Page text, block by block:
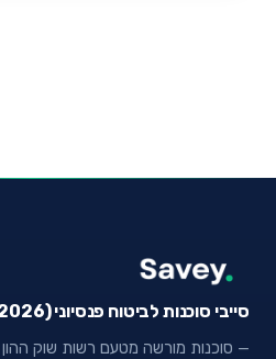
סייבי סוכנות לביטוח פנסיוני (2026) בע״מ
— סוכנות מורשה מטעם רשות שוק ההון